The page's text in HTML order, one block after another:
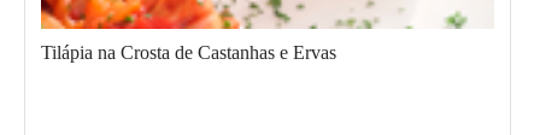
Tilápia na Crosta de Castanhas e Ervas